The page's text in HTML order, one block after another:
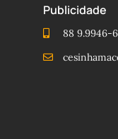
Publicidade
88 9.9946-